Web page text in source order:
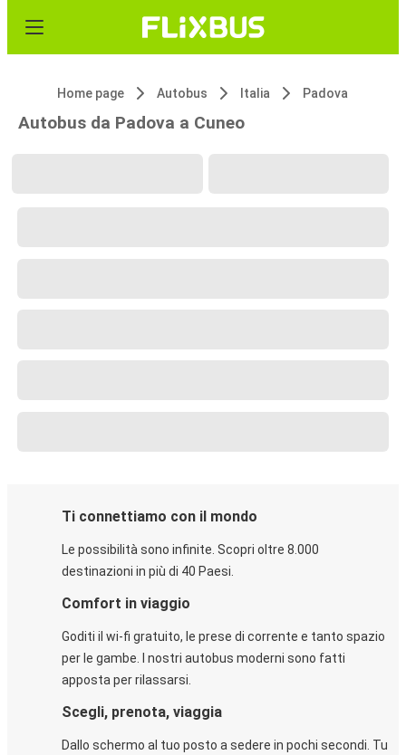
Home page Autobus Italia Padova
Autobus da Padova a Cuneo
Ti connettiamo con il mondo
Le possibilità sono infinite. Scopri oltre 8.000
destinazioni in più di 40 Paesi.
Comfort in viaggio
Goditi il wi-fi gratuito, le prese di corrente e tanto spazio
per le gambe. I nostri autobus moderni sono fatti
apposta per rilassarsi.
Scegli, prenota, viaggia
Dallo schermo al tuo posto a sedere in pochi secondi. Tu